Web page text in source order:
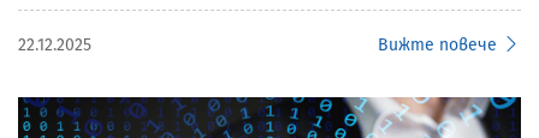
22.12.2025 Вижте повече